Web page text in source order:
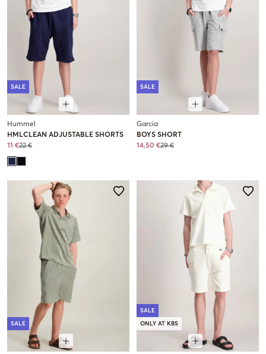
SALE
Hummel
HMLCLEAN ADJUSTABLE SHORTS
11 €22 €
SALE
Garcia
BOYS SHORT
14,50 €29 €
SALE
SALE
ONLY AT KBS